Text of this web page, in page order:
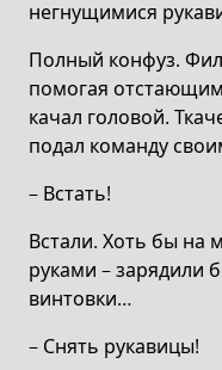
негнущимися
Полный конфуз.
помогая
качал головой.
подал команду
– Встать!
Встали. Хоть бы на
руками – зарядили
винтовки…
– Снять рукавицы!